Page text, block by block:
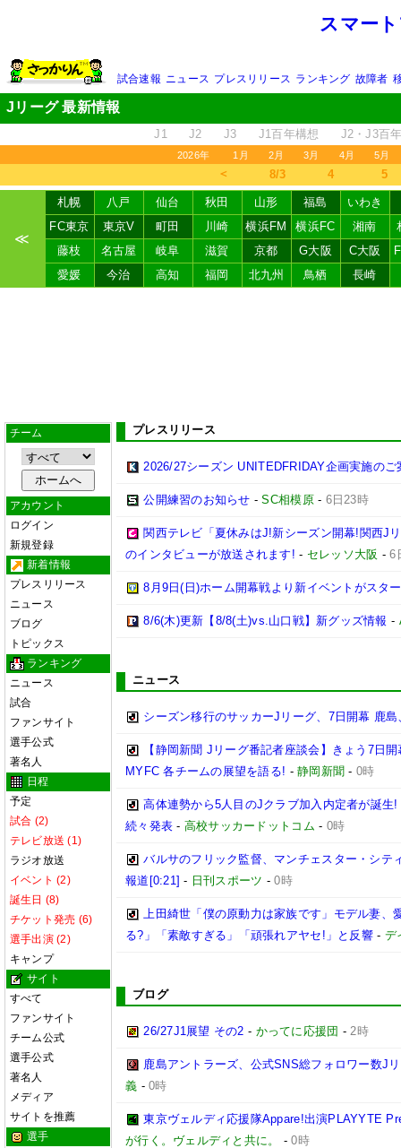
スマー
試合速報 ニュース プレスリリース ランキング 故障者
Jリーグ 最新情報
J1 J2 J3 J1百年構想 J2・J3百
2026年 1月 2月 3月 4月 5月
＜ 8/3 4 5
≪
札幌 八戸 仙台 秋田 山形 福島
いわき
FC東京
東京V 町田 川崎 横浜FM 横浜FC 湘南
藤枝
名古屋 岐阜 滋賀 京都 G大阪 C大阪
愛媛
今治 高知 福岡 北九州 鳥栖 長崎
チーム
アカウント
ログイン
新規登録
新着情報
プレスリリース
ニュース
ブログ
トピックス
ランキング
ニュース
試合
ファンサイト
選手公式
著名人
日程
予定
試合 (2)
テレビ放送 (1)
ラジオ放送
イベント (2)
誕生日 (8)
チケット発売 (6)
選手出演 (2)
キャンプ
サイト
すべて
ファンサイト
チーム公式
選手公式
著名人
メディア
サイトを推薦
選手
プレスリリース
2026/27シーズン UNITEDFRIDAY企画実施のご
公開練習のお知らせ -SC相模原- 6日23時
関西テレビ「夏休みはJ!新シーズン開幕!関西J
のインタビューが放送されます! - セレッソ大阪 -6
8月9日(日)ホーム開幕戦より新イベントがスタ
8/6(木)更新【8/8(土)vs.山口戦】新グッズ情報 -
ニュース
シーズン移行のサッカーJリーグ、7日開幕 鹿
【静岡新聞 Jリーグ番記者座談会】きょう7日
MYFC 各チームの展望を語る! -静岡新聞 - 0時
高体連勢から5人目のJクラブ加入内定者が誕
続々発表 - 高校サッカードットコム - 0時
バルサのフリック監督、マンチェスター・シテ
報道[0:21] - 日刊スポーツ -0時
上田綺世「僕の原動力は家族です」モデル妻
る?」「素敵すぎる」「頑張れアヤセ!」と反響- デ
ブログ
26/27J1展望 その2 - かってに応援団 -2時
鹿島アントラーズ、公式SNS総フォロワー数J
義 -0時
東京ヴェルディ応援隊Appare!出演PLAYYTE
が行く。ヴェルディと共に。
-0時